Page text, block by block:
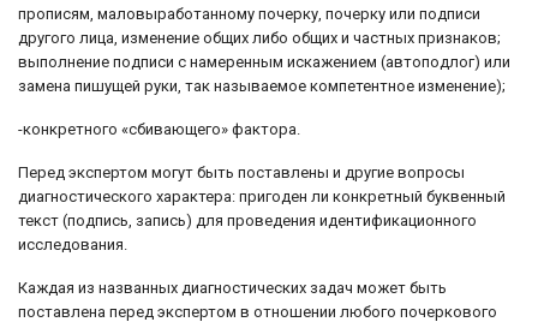
прописям, маловыработанному почерку, почерку или подписи
другого лица, изменение общих либо общих и частных признаков;
выполнение подписи с намеренным искажением (автоподлог) или
замена пишущей руки, так называемое компетентное изменение);
-конкретного «сбивающего» фактора.
Перед экспертом могут быть поставлены и другие вопросы
диагностического характера: пригоден ли конкретный буквенный
текст (подпись, запись) для проведения идентификационного
исследования.
Каждая из названных диагностических задач может быть
поставлена перед экспертом в отношении любого почеркового